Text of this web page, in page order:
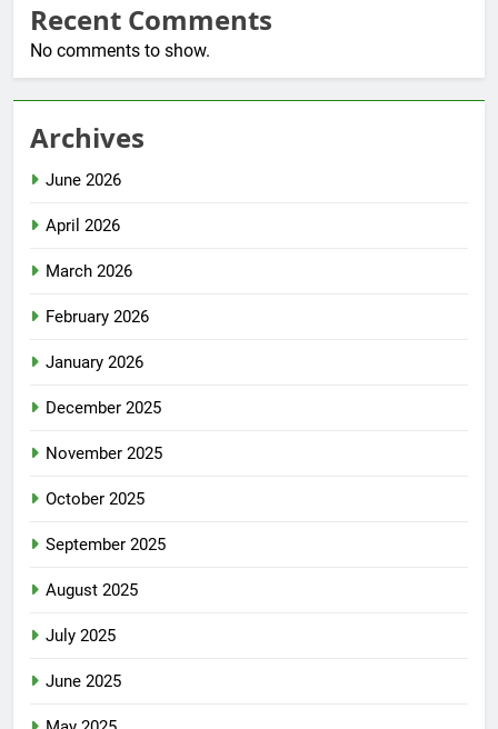
Recent Comments
No comments to show.
Archives
June 2026
April 2026
March 2026
February 2026
January 2026
December 2025
November 2025
October 2025
September 2025
August 2025
July 2025
June 2025